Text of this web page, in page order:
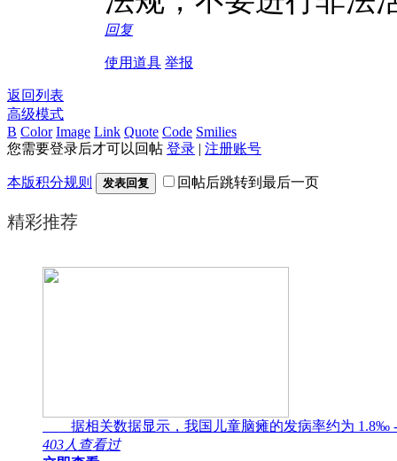
回复
使用道具 举报
返回列表
高级模式
B Color Image Link Quote Code Smilies
您需要登录后才可以回帖 登录 | 注册账号
本版积分规则 发表回复 回帖后跳转到最后一页
精彩推荐
据相关数据显示，我国儿童脑瘫的发病率约为 1.8‰
403人查看过